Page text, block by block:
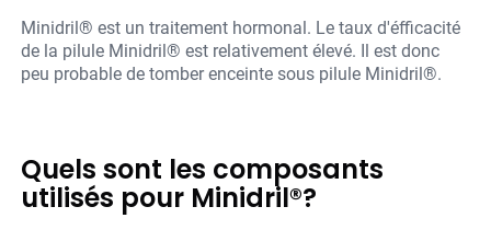
Minidril® est un traitement hormonal. Le taux d'éfficacité
de la pilule Minidril® est relativement élevé. Il est donc
peu probable de tomber enceinte sous pilule Minidril®.
Quels sont les composants
utilisés pour Minidril®?